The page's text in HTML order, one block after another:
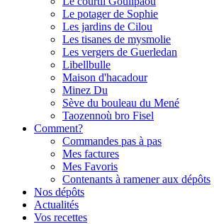
Le potager de Sophie
Les jardins de Cilou
Les tisanes de mysmolie
Les vergers de Guerledan
Libellbulle
Maison d'hacadour
Minez Du
Sève du bouleau du Mené
Taozennoù bro Fisel
Comment?
Commandes pas à pas
Mes factures
Mes Favoris
Contenants à ramener aux dépôts
Nos dépôts
Actualités
Vos recettes